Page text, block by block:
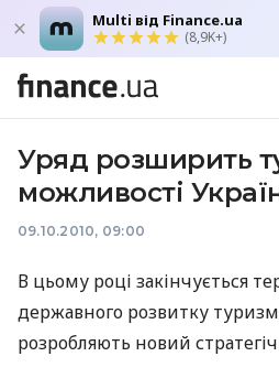
Multi від Finance.ua
(8,9K+)
Уряд розширить
можливості
09.10.2010, 09:00
В цьому році закінчується
державного розвитку
розробляють новий